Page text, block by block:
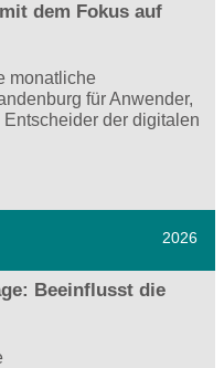
dem Fokus auf
monatliche
für Anwender,
der digitalen
2026
Beeinflusst die